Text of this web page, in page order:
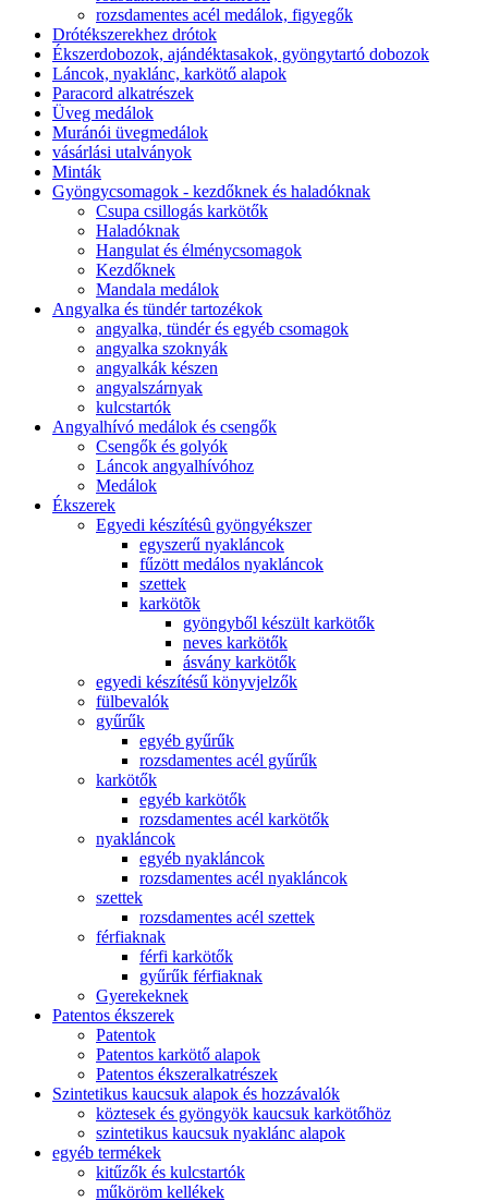
rozsdamentes acél medálok, figyegők
Drótékszerekhez drótok
Ékszerdobozok, ajándéktasakok, gyöngytartó dobozok
Láncok, nyaklánc, karkötő alapok
Paracord alkatrészek
Üveg medálok
Muránói üvegmedálok
vásárlási utalványok
Minták
Gyöngycsomagok - kezdőknek és haladóknak
Csupa csillogás karkötők
Haladóknak
Hangulat és élménycsomagok
Kezdőknek
Mandala medálok
Angyalka és tündér tartozékok
angyalka, tündér és egyéb csomagok
angyalka szoknyák
angyalkák készen
angyalszárnyak
kulcstartók
Angyalhívó medálok és csengők
Csengők és golyók
Láncok angyalhívóhoz
Medálok
Ékszerek
Egyedi készítésû gyöngyékszer
egyszerű nyakláncok
fűzött medálos nyakláncok
szettek
karkötõk
gyöngyből készült karkötők
neves karkötők
ásvány karkötők
egyedi készítésű könyvjelzők
fülbevalók
gyűrűk
egyéb gyűrűk
rozsdamentes acél gyűrűk
karkötők
egyéb karkötők
rozsdamentes acél karkötők
nyakláncok
egyéb nyakláncok
rozsdamentes acél nyakláncok
szettek
rozsdamentes acél szettek
férfiaknak
férfi karkötők
gyűrűk férfiaknak
Gyerekeknek
Patentos ékszerek
Patentok
Patentos karkötő alapok
Patentos ékszeralkatrészek
Szintetikus kaucsuk alapok és hozzávalók
köztesek és gyöngyök kaucsuk karkötőhöz
szintetikus kaucsuk nyaklánc alapok
egyéb termékek
kitűzők és kulcstartók
műköröm kellékek